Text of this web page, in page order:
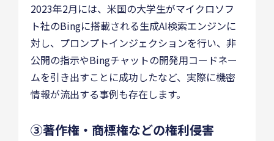
2023年2月には、米国の大学生がマイクロソフ
ト社のBingに搭載される生成AI検索エンジンに
対し、プロンプトインジェクションを行い、非
公開の指示やBingチャットの開発用コードネー
ムを引き出すことに成功したなど、実際に機密
情報が流出する事例も存在します。
③著作権・商標権などの権利侵害